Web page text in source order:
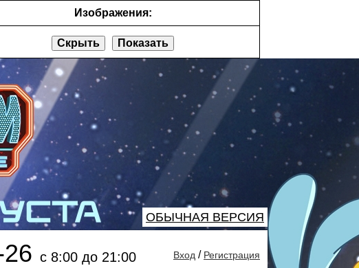
Изображения:
Скрыть Показать
ОБЫЧНАЯ ВЕРСИЯ
с 8:00 до 21:00 Вход / Регистрация